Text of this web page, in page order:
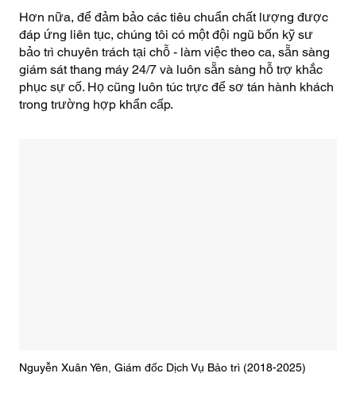
Hơn nữa, để đảm bảo các tiêu chuẩn chất lượng được
đáp ứng liên tục, chúng tôi có một đội ngũ bốn kỹ sư
bảo trì chuyên trách tại chỗ - làm việc theo ca, sẵn sàng
giám sát thang máy 24/7 và luôn sẵn sàng hỗ trợ khắc
phục sự cố. Họ cũng luôn túc trực để sơ tán hành khách
trong trường hợp khẩn cấp.
Nguyễn Xuân Yên, Giám đốc Dịch Vụ Bảo trì (2018-2025)